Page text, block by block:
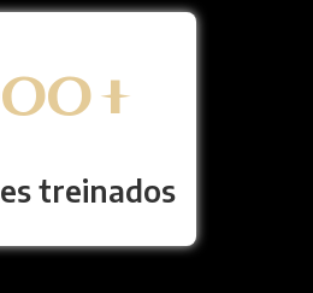
+
treinados